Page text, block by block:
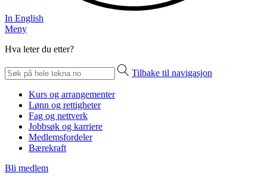
In English
Meny
Hva leter du etter?
Tilbake til navigasjon
Kurs og arrangementer
Lønn og rettigheter
Fag og nettverk
Jobbsøk og karriere
Medlemsfordeler
Bærekraft
Bli medlem